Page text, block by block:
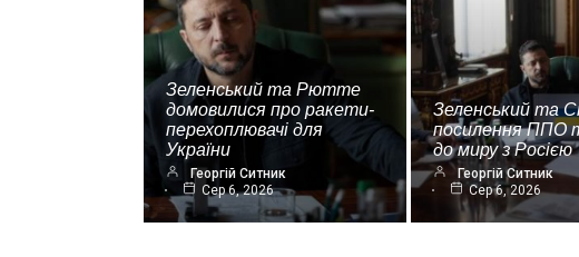
Зеленський та Рютте
домовилися про ракети-
перехоплювачі для
України
Георгій Ситник
Сер 6, 2026
Зеленський та
посилення ППО
до миру з Росією
Георгій Ситник
Сер 6, 2026